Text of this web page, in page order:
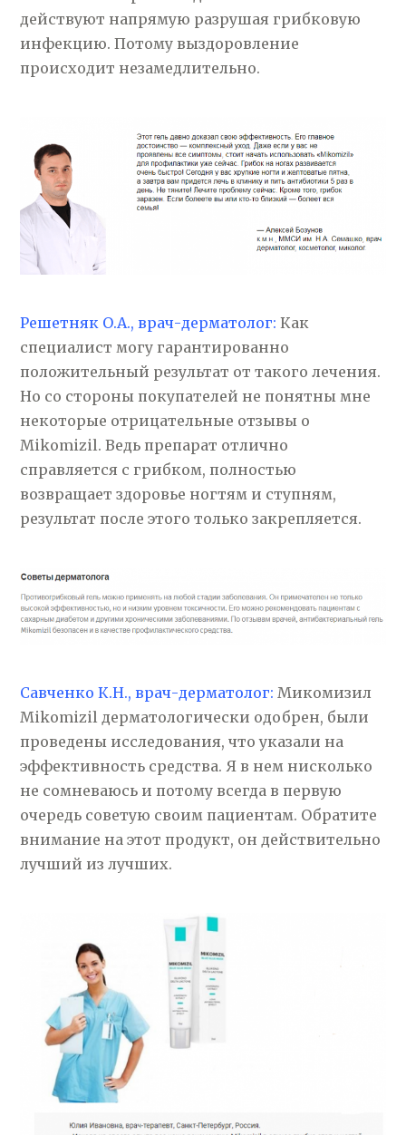
действуют напрямую разрушая грибковую
инфекцию. Потому выздоровление
происходит незамедлительно.
Решетняк О.А., врач-дерматолог: Как
специалист могу гарантированно
положительный результат от такого лечения.
Но со стороны покупателей не понятны мне
некоторые отрицательные отзывы о
Mikomizil. Ведь препарат отлично
справляется с грибком, полностью
возвращает здоровье ногтям и ступням,
результат после этого только закрепляется.
Савченко К.Н., врач-дерматолог: Микомизил
Mikomizil дерматологически одобрен, были
проведены исследования, что указали на
эффективность средства. Я в нем нисколько
не сомневаюсь и потому всегда в первую
очередь советую своим пациентам. Обратите
внимание на этот продукт, он действительно
лучший из лучших.